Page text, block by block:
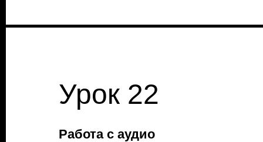
Урок 22
Работа с аудио